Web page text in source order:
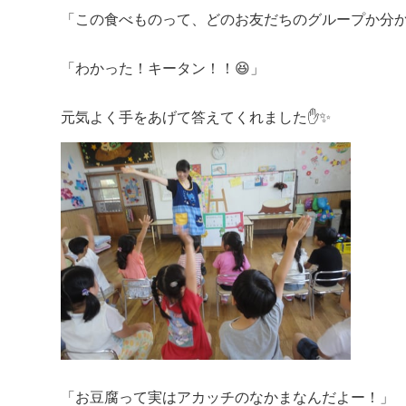
「この食べものって、どのお友だちのグループか分
「わかった！キータン！！😆」
元気よく手をあげて答えてくれました✋✨
「お豆腐って実はアカッチのなかまなんだよー！」